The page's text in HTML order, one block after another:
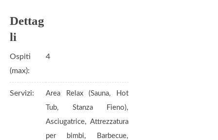
Ospiti
(max):
4
Servizi:
Area Relax (Sauna, Hot
Tub, Stanza Fieno),
Asciugatrice, Attrezzatura
per bimbi, Barbecue,